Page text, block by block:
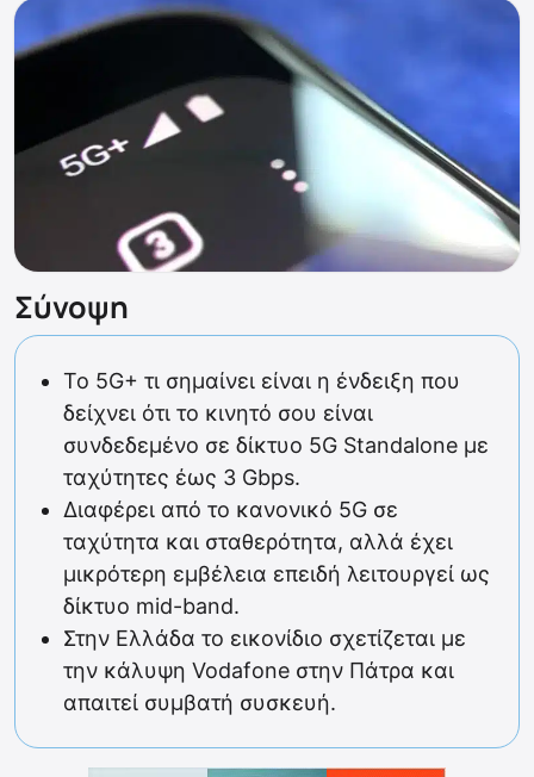
Σύνοψη
Το 5G+ τι σημαίνει είναι η ένδειξη που
δείχνει ότι το κινητό σου είναι
συνδεδεμένο σε δίκτυο 5G Standalone με
ταχύτητες έως 3 Gbps.
Διαφέρει από το κανονικό 5G σε
ταχύτητα και σταθερότητα, αλλά έχει
μικρότερη εμβέλεια επειδή λειτουργεί ως
δίκτυο mid-band.
Στην Ελλάδα το εικονίδιο σχετίζεται με
την κάλυψη Vodafone στην Πάτρα και
απαιτεί συμβατή συσκευή.